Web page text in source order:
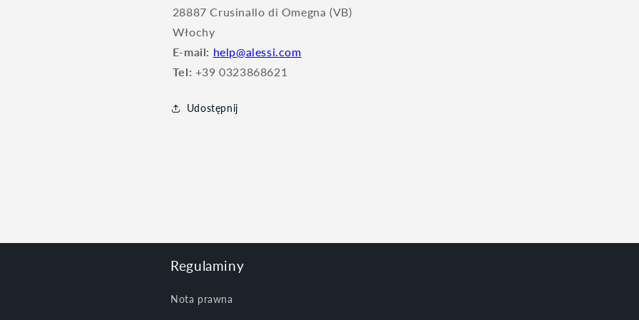
28887 Crusinallo di Omegna (VB)
Włochy
E-mail: help@alessi.com
Tel: +39 0323868621
Udostępnij
Regulaminy
Nota prawna